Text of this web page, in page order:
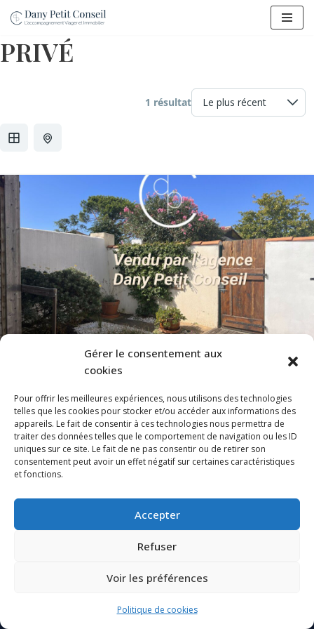
Gérer le consentement aux
cookies
Pour offrir les meilleures expériences, nous utilisons des technologies
telles que les cookies pour stocker et/ou accéder aux informations des
appareils. Le fait de consentir à ces technologies nous permettra de
traiter des données telles que le comportement de navigation ou les ID
uniques sur ce site. Le fait de ne pas consentir ou de retirer son
consentement peut avoir un effet négatif sur certaines caractéristiques
et fonctions.
Accepter
Refuser
Voir les préférences
Politique de cookies
au
PRIVÉ
1 résultat
Maison en viager au Bois-Plage-en-
Ré : proximité commerces et plage
Le Bois Plage en Ré (17580)
Vente en Pleine Propriété avec réserve du Droit d’Usage et...
2 des lits 1 bain 74 m²
MAISON VIAGER
Powered byEstatik
MENTIONS LEGALES
WordPress